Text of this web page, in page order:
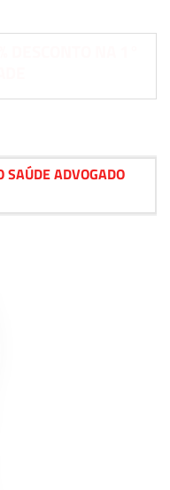
SAÚDE ADVOGADO